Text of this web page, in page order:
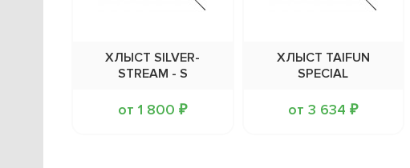
ХЛЫСТ SILVER-
STREAM - S
от 1 800 ₽
ХЛЫСТ TAIFUN
SPECIAL
от 3 634 ₽